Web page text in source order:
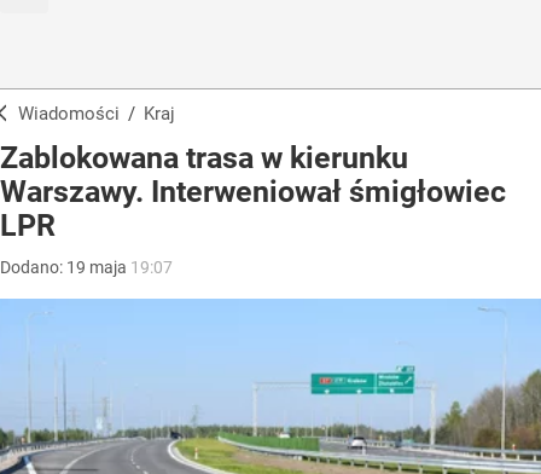
Wiadomości / Kraj
Zablokowana trasa w kierunku
Warszawy. Interweniował śmigłowiec
LPR
Dodano: 19 maja 19:07